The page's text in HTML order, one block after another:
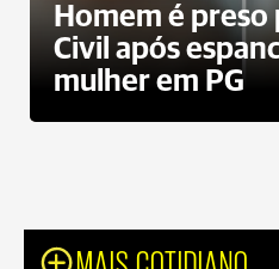
Homem é preso
Civil após
mulher em PG